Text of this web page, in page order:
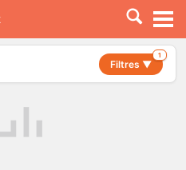
Filtres ▼
1